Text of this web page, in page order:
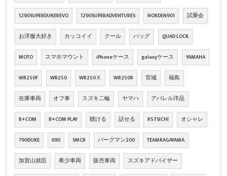
1290SUPERDUKEREVO 1290SUPERADVENTURES NORDEN901 試乗会
お洋服大好き カッコイイ クール バッグ QUAD LOCK
MOTO スマホマウント iPhoneケース galaxyケース YAMAHA
WR250F WR250 WR250Ⅹ WR250R 宮城 福島
在庫車両 オフ車 スズキ二輪 ヤマハ アパレル洋品
B+COM B+COM PLAY 聴ける 話せる RS TSICHI オシャレ
790DUKE 690 SMCR バーグマン200 TEAMKAGAYAMA
加賀山就臣 希少車両 販売車両 スズキアドバイザー